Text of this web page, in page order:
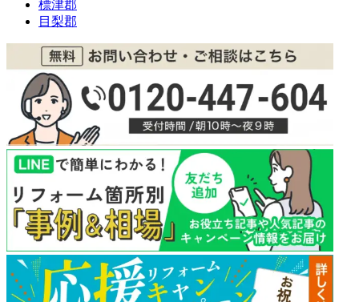
標津郡
目梨郡